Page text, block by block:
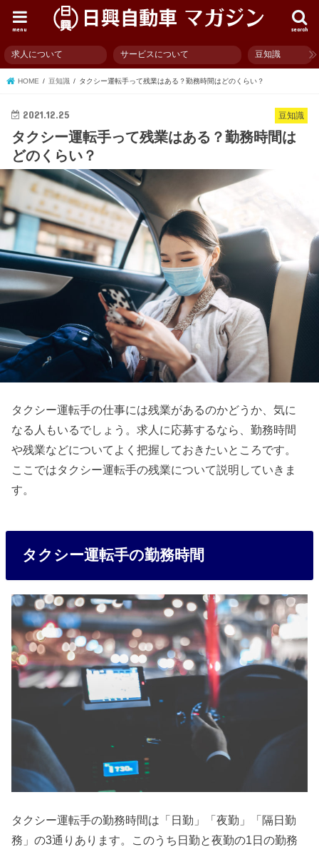
search
menu
求人について サービスについて 豆知識
HOME 豆知識 タクシー運転手って残業はある？勤務時間はどのくらい？
豆知識
2021.12.25
タクシー運転手って残業はある？勤務時間は
どのくらい？
タクシー運転手の仕事には残業があるのかどうか、気に
なる人もいるでしょう。求人に応募するなら、勤務時間
や残業などについてよく把握しておきたいところです。
ここではタクシー運転手の残業について説明していきま
す。
タクシー運転手の勤務時間
タクシー運転手の勤務時間は「日勤」「夜勤」「隔日勤
務」の3通りあります。このうち日勤と夜勤の1日の勤務